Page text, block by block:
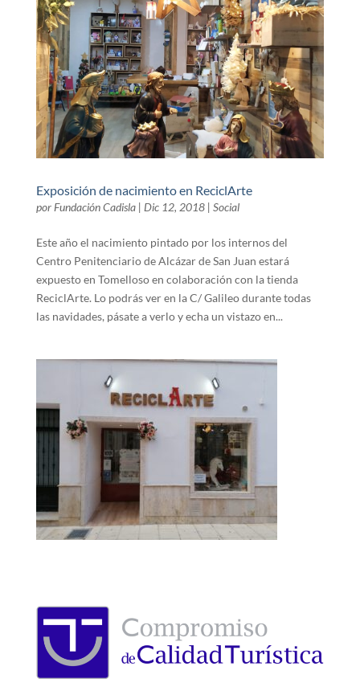
Exposición de nacimiento en ReciclArte
por Fundación Cadisla| Dic 12, 2018| Social
Este año el nacimiento pintado por los internos del
Centro Penitenciario de Alcázar de San Juan estará
expuesto en Tomelloso en colaboración con la tienda
ReciclArte. Lo podrás ver en la C/ Galileo durante todas
las navidades, pásate a verlo y echa un vistazo en...